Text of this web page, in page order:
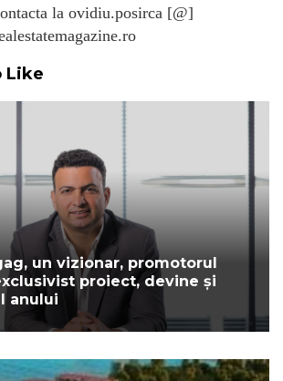
la ovidiu.posirca [@]
Like
un vizionar, promotorul
proiect, devine și
anului